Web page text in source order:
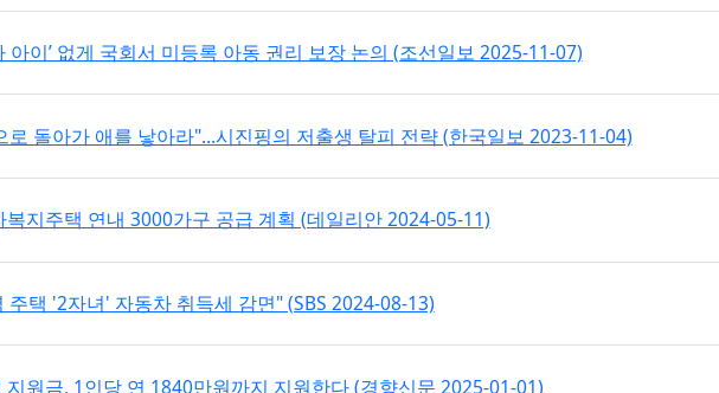
아이’ 없게 국회서 미등록 아동 권리 보장 논의 (조선일보 2025-11-07)
로 돌아가 애를 낳아라"…시진핑의 저출생 탈피 전략 (한국일보 2023-11-04)
복지주택 연내 3000가구 공급 계획 (데일리안 2024-05-11)
주택 '2자녀' 자동차 취득세 감면" (SBS 2024-08-13)
지원금, 1인당 연 1840만원까지 지원한다 (경향신문 2025-01-01)